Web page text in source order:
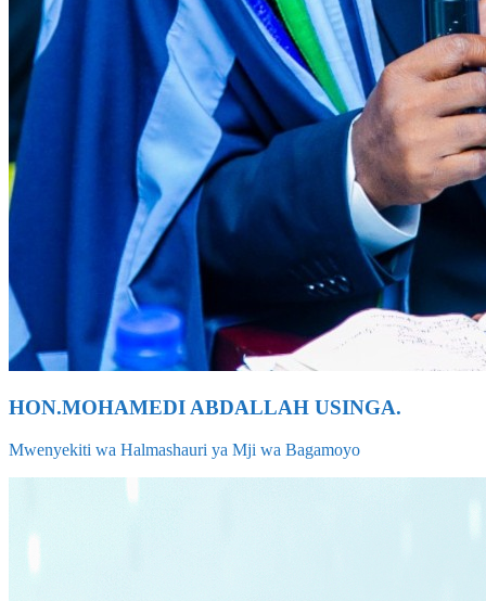
HON.MOHAMEDI ABDALLAH USINGA.
Mwenyekiti wa Halmashauri ya Mji wa Bagamoyo